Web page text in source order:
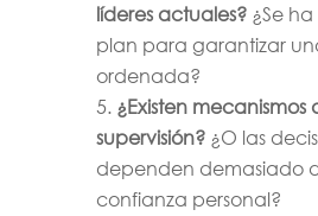
líderes actuales?¿Se ha
plan para garantizar
ordenada?
¿Existen mecanismos
supervisión? ¿O las
dependen demasiado
confianza personal?